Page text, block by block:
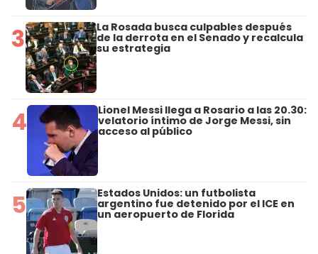
3 La Rosada busca culpables después
de la derrota en el Senado y recalcula
su estrategia
4 Lionel Messi llega a Rosario a las 20.30:
velatorio íntimo de Jorge Messi, sin
acceso al público
5 Estados Unidos: un futbolista
argentino fue detenido por el ICE en
un aeropuerto de Florida